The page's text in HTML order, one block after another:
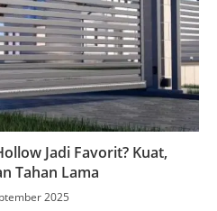
Jadi Favorit? Kuat,
Tahan Lama
2025